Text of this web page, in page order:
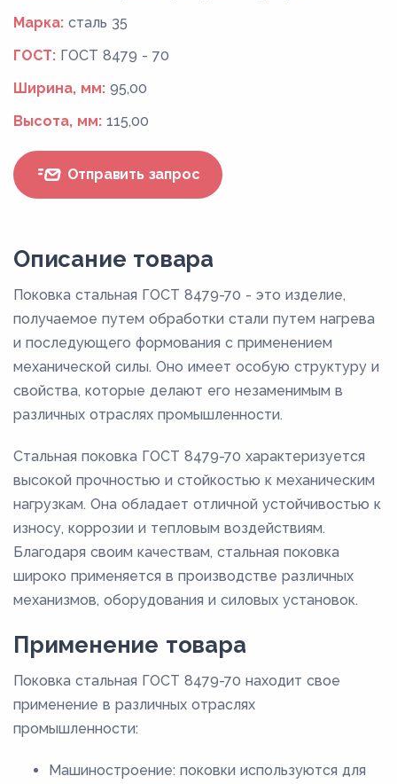
Марка: сталь 35
ГОСТ: ГОСТ 8479 - 70
Ширина, мм: 95,00
Высота, мм: 115,00
Отправить запрос
Описание товара
Поковка стальная ГОСТ 8479-70 - это изделие,
получаемое путем обработки стали путем нагрева
и последующего формования с применением
механической силы. Оно имеет особую структуру и
свойства, которые делают его незаменимым в
различных отраслях промышленности.
Стальная поковка ГОСТ 8479-70 характеризуется
высокой прочностью и стойкостью к механическим
нагрузкам. Она обладает отличной устойчивостью к
износу, коррозии и тепловым воздействиям.
Благодаря своим качествам, стальная поковка
широко применяется в производстве различных
механизмов, оборудования и силовых установок.
Применение товара
Поковка стальная ГОСТ 8479-70 находит свое
применение в различных отраслях
промышленности:
Машиностроение: поковки используются для